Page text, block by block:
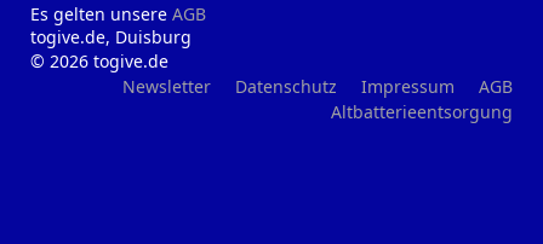
Es gelten unsere AGB
togive.de, Duisburg
© 2026 togive.de
Newsletter
Datenschutz Impressum
AGB
Altbatterieentsorgung